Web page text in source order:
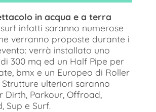
in acqua e a terra
infatti saranno numerose
verranno proposte durante i
verrà installato uno
300 mq ed un Half Pipe per
bmx e un Europeo di Roller
Strutture ulteriori saranno
Dirth, Parkour, Offroad,
Sup e Surf.